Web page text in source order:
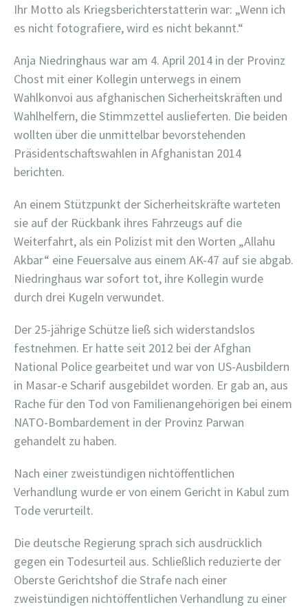
Ihr Motto als Kriegsberichterstatterin war: „Wenn ich
es nicht fotografiere, wird es nicht bekannt.“
Anja Niedringhaus war am 4. April 2014 in der Provinz
Chost mit einer Kollegin unterwegs in einem
Wahlkonvoi aus afghanischen Sicherheitskräften und
Wahlhelfern, die Stimmzettel auslieferten. Die beiden
wollten über die unmittelbar bevorstehenden
Präsidentschaftswahlen in Afghanistan 2014
berichten.
An einem Stützpunkt der Sicherheitskräfte warteten
sie auf der Rückbank ihres Fahrzeugs auf die
Weiterfahrt, als ein Polizist mit den Worten „Allahu
Akbar“ eine Feuersalve aus einem AK-47 auf sie abgab.
Niedringhaus war sofort tot, ihre Kollegin wurde
durch drei Kugeln verwundet.
Der 25-jährige Schütze ließ sich widerstandslos
festnehmen. Er hatte seit 2012 bei der Afghan
National Police gearbeitet und war von US-Ausbildern
in Masar-e Scharif ausgebildet worden. Er gab an, aus
Rache für den Tod von Familienangehörigen bei einem
NATO-Bombardement in der Provinz Parwan
gehandelt zu haben.
Nach einer zweistündigen nichtöffentlichen
Verhandlung wurde er von einem Gericht in Kabul zum
Tode verurteilt.
Die deutsche Regierung sprach sich ausdrücklich
gegen ein Todesurteil aus. Schließlich reduzierte der
Oberste Gerichtshof die Strafe nach einer
zweistündigen nichtöffentlichen Verhandlung zu einer